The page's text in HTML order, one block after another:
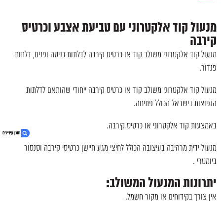
2. בונה או משפץ? קבל הצעת מחיר אטרקטיבית
3. מנעול קוד אלקטרוני עם טביעת אצבע וכרטיס קירבה
מנעול קוד אלקטרוני עם טביעת אצבע וכרטיס
קירבה
מנעול קוד אלקטרוני משולב קוד או כרטיס קירבה לדלתות כניסה ופנים, דלתות
פנדור.
מנעול קוד אלקטרוני משולב קוד או כרטיס קירבה ייחודי שהותאם לדלתות
הנפוצות בישראל הכולל פתיחה.
באמצעות קוד אלקטרוני או כרטיס קירבה.
מנעול ידית מרהיבה בעיצובה הכולל לחיצי מגע חיישן כרטיסי קירבה וסנסור
ביומטרי .
יתרונות המנעול המשולב:
אין צורך בקידוחים או מקור חשמל.